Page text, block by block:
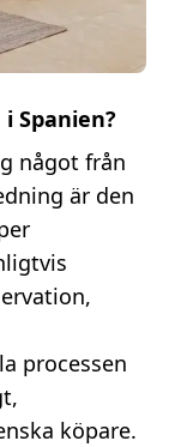
Spanien?
något från
är den
processen
köpare.